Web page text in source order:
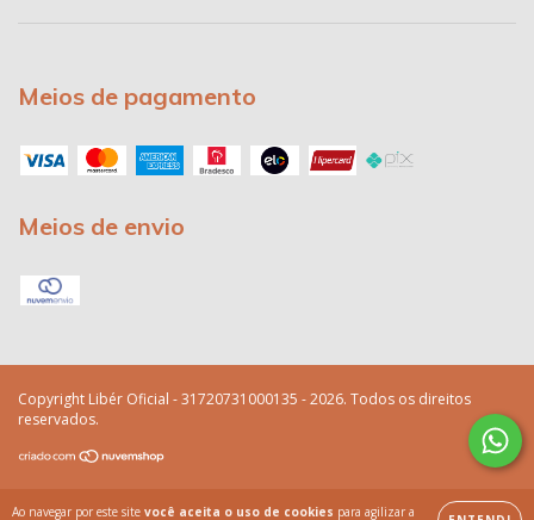
Ao navegar por este site você aceita o uso de cookies para agilizar a
Meios de pagamento
Meios de envio
Copyright Libér Oficial - 31720731000135 - 2026. Todos os direitos
reservados.